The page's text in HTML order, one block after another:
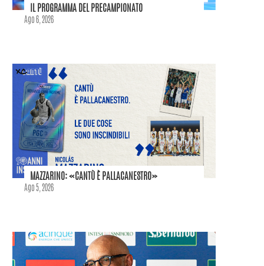
IL PROGRAMMA DEL PRECAMPIONATO
Ago 6, 2026
MAZZARINO: «CANTÙ È PALLACANESTRO»
Ago 5, 2026